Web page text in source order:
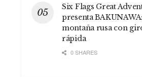
Six Flags Great
presenta
montaña rusa con
rápida
0 SHARES